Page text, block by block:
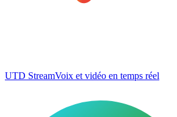
UTD StreamVoix et vidéo en temps réel